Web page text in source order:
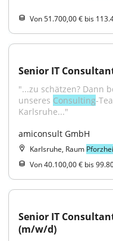
Von 51.700,00 € bis
Senior IT
"...zu schätzen? Dann
unseres Consulting-
Karlsruhe..."
amiconsult GmbH
Karlsruhe, Raum
Von 40.100,00 € bis
Senior IT
(m/w/d)